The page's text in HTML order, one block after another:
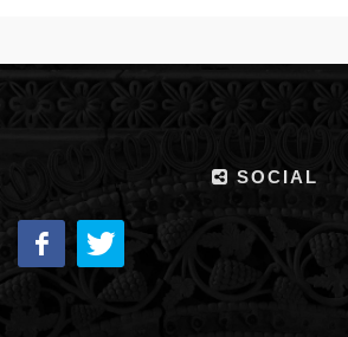
SOCIAL